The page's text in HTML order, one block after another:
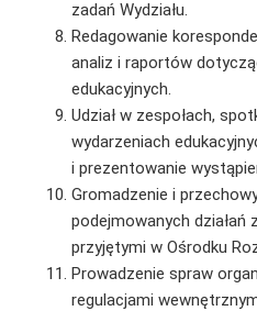
zadań Wydziału.
Redagowanie
analiz i raportów
edukacyjnych.
Udział w zespołach,
wydarzeniach
i prezentowanie
Gromadzenie i
podejmowanych działań
przyjętymi w Ośrodku
Prowadzenie spraw
regulacjami